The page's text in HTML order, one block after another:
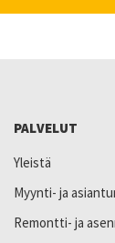
PALVELUT
Yleistä
Myynti- ja
Remontti- ja